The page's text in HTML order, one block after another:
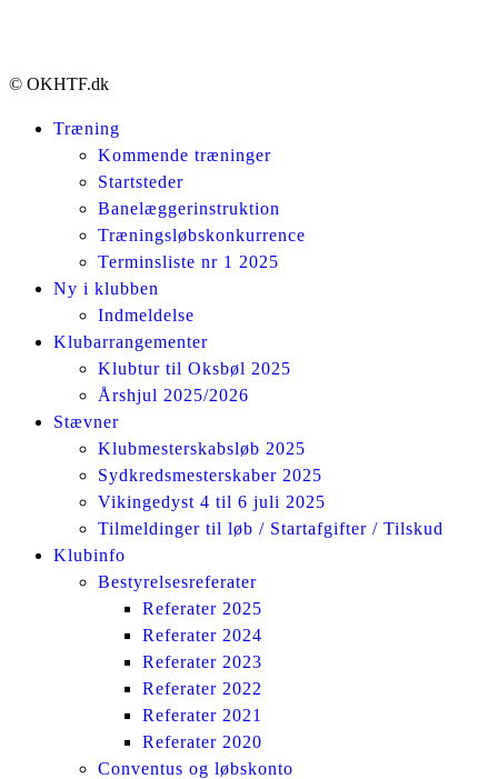
© OKHTF.dk
Træning
Kommende træninger
Startsteder
Banelæggerinstruktion
Træningsløbskonkurrence
Terminsliste nr 1 2025
Ny i klubben
Indmeldelse
Klubarrangementer
Klubtur til Oksbøl 2025
Årshjul 2025/2026
Stævner
Klubmesterskabsløb 2025
Sydkredsmesterskaber 2025
Vikingedyst 4 til 6 juli 2025
Tilmeldinger til løb / Startafgifter / Tilskud
Klubinfo
Bestyrelsesreferater
Referater 2025
Referater 2024
Referater 2023
Referater 2022
Referater 2021
Referater 2020
Conventus og løbskonto